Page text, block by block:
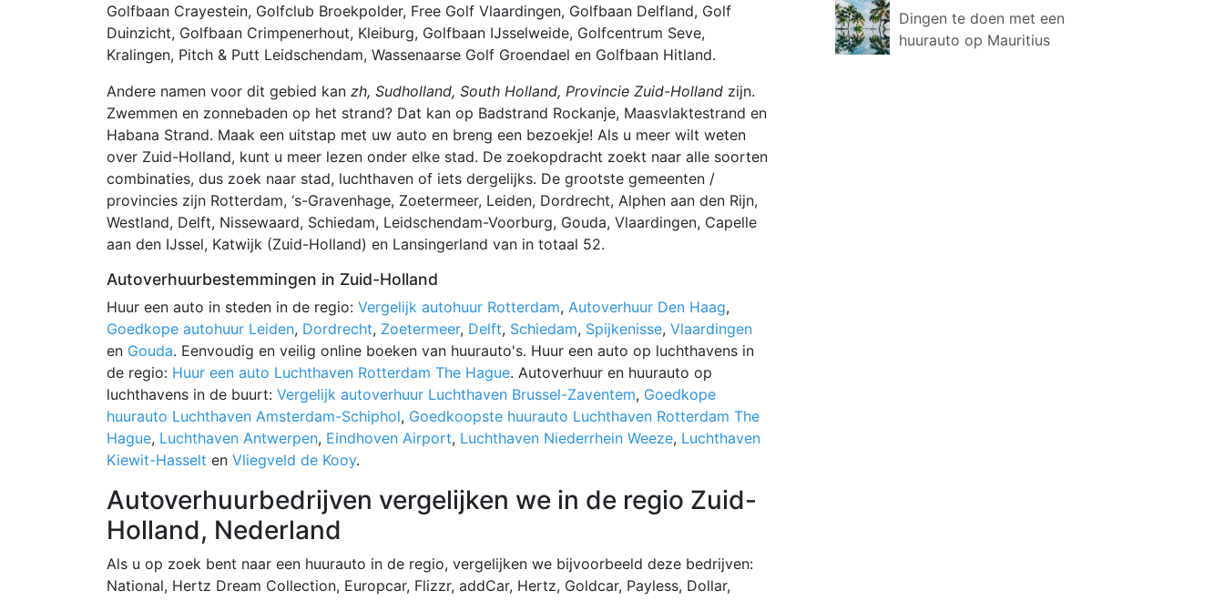
Golfbaan Crayestein, Golfclub Broekpolder, Free Golf Vlaardingen, Golfbaan Delfland, Golf
Duinzicht, Golfbaan Crimpenerhout, Kleiburg, Golfbaan IJsselweide, Golfcentrum Seve,
Kralingen, Pitch & Putt Leidschendam, Wassenaarse Golf Groendael en Golfbaan Hitland.
Andere namen voor dit gebied kan zh, Sudholland, South Holland, Provincie Zuid-Holland zijn.
Zwemmen en zonnebaden op het strand? Dat kan op Badstrand Rockanje, Maasvlaktestrand en
Habana Strand. Maak een uitstap met uw auto en breng een bezoekje! Als u meer wilt weten
over Zuid-Holland, kunt u meer lezen onder elke stad. De zoekopdracht zoekt naar alle soorten
combinaties, dus zoek naar stad, luchthaven of iets dergelijks. De grootste gemeenten /
provincies zijn Rotterdam, ‘s-Gravenhage, Zoetermeer, Leiden, Dordrecht, Alphen aan den Rijn,
Westland, Delft, Nissewaard, Schiedam, Leidschendam-Voorburg, Gouda, Vlaardingen, Capelle
aan den IJssel, Katwijk (Zuid-Holland) en Lansingerland van in totaal 52.
Autoverhuurbestemmingen in Zuid-Holland
Huur een auto in steden in de regio: Vergelijk autohuur Rotterdam, Autoverhuur Den Haag,
Goedkope autohuur Leiden, Dordrecht, Zoetermeer, Delft, Schiedam, Spijkenisse, Vlaardingen
en Gouda. Eenvoudig en veilig online boeken van huurauto's. Huur een auto op luchthavens in
de regio: Huur een auto Luchthaven Rotterdam The Hague. Autoverhuur en huurauto op
luchthavens in de buurt: Vergelijk autoverhuur Luchthaven Brussel-Zaventem, Goedkope
huurauto Luchthaven Amsterdam-Schiphol, Goedkoopste huurauto Luchthaven Rotterdam The
Hague, Luchthaven Antwerpen, Eindhoven Airport, Luchthaven Niederrhein Weeze, Luchthaven
Kiewit-Hasselt en Vliegveld de Kooy.
Autoverhuurbedrijven vergelijken we in de regio Zuid-
Holland, Nederland
Als u op zoek bent naar een huurauto in de regio, vergelijken we bijvoorbeeld deze bedrijven:
National, Hertz Dream Collection, Europcar, Flizzr, addCar, Hertz, Goldcar, Payless, Dollar,
Dingen te doen met een
huurauto op Mauritius